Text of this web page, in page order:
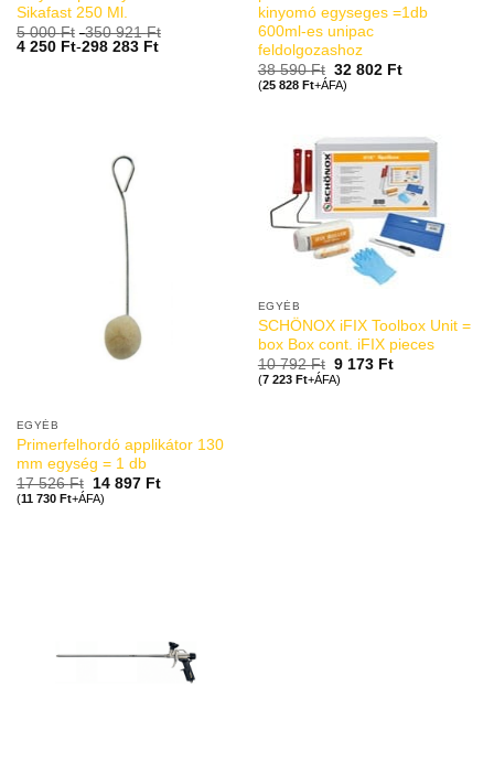
Sikafast 250 Ml.
5 000Ft -350 921Ft
4 250 Ft-298 283 Ft
kinyomó egyseges =1db
600ml-es unipac
feldolgozashoz
38 590Ft 32 802 Ft
(25 828 Ft+ÁFA)
EGYÉB
Primerfelhordó applikátor 130
mm egység = 1 db
17 526Ft 14 897 Ft
(11 730 Ft+ÁFA)
EGYÉB
SCHÖNOX iFIX Toolbox Unit =
box Box cont. iFIX pieces
10 792Ft 9 173 Ft
(7 223 Ft+ÁFA)